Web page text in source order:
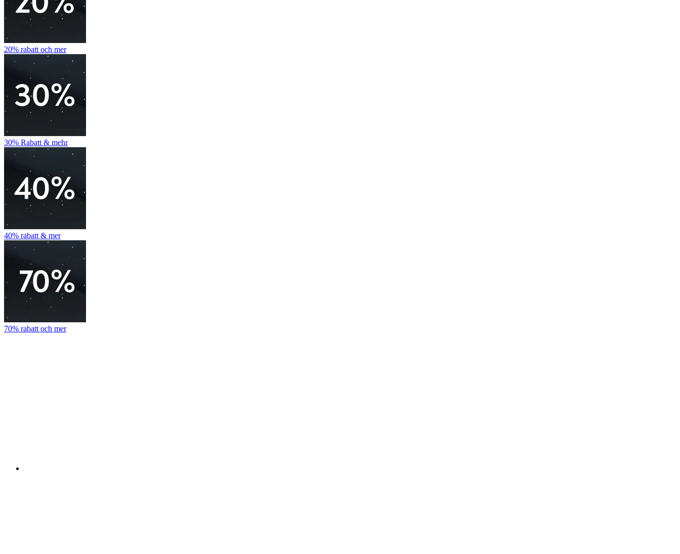
20% rabatt och mer
30% Rabatt & mehr
40% rabatt & mer
70% rabatt och mer